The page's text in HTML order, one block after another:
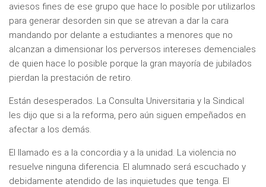
aviesos fines de ese grupo que hace lo posible por utilizarlos
para generar desorden sin que se atrevan a dar la cara
mandando por delante a estudiantes a menores que no
alcanzan a dimensionar los perversos intereses demenciales
de quien hace lo posible porque la gran mayoría de jubilados
pierdan la prestación de retiro.
Están desesperados. La Consulta Universitaria y la Sindical
les dijo que si a la reforma, pero aún siguen empeñados en
afectar a los demás.
El llamado es a la concordia y a la unidad. La violencia no
resuelve ninguna diferencia. El alumnado será escuchado y
debidamente atendido de las inquietudes que tenga. El